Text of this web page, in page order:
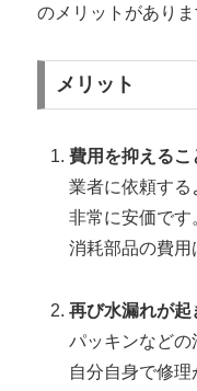
のメリットがありま
メリット
費用を抑えるこ
業者に依頼する
非常に安価で
消耗部品の費用
再び水漏れが
パッキンなどの
自分自身で修